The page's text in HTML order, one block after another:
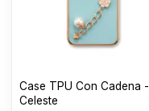
Case TPU Con Cadena -
Celeste